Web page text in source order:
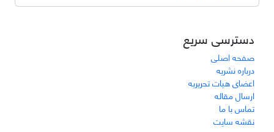
دسترسی سریع
صفحه اصلی
درباره نشریه
اعضای هیات تحریریه
ارسال مقاله
تماس با ما
نقشه سایت